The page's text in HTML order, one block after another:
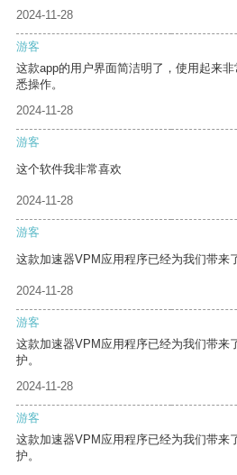
2024-11-28
游客
这款app的用户界面简洁明了，使用起来
悉操作。
2024-11-28
游客
这个软件我非常喜欢
2024-11-28
游客
这款加速器VPM应用程序已经为我们带来
2024-11-28
游客
这款加速器VPM应用程序已经为我们带来
护。
2024-11-28
游客
这款加速器VPM应用程序已经为我们带来
护。